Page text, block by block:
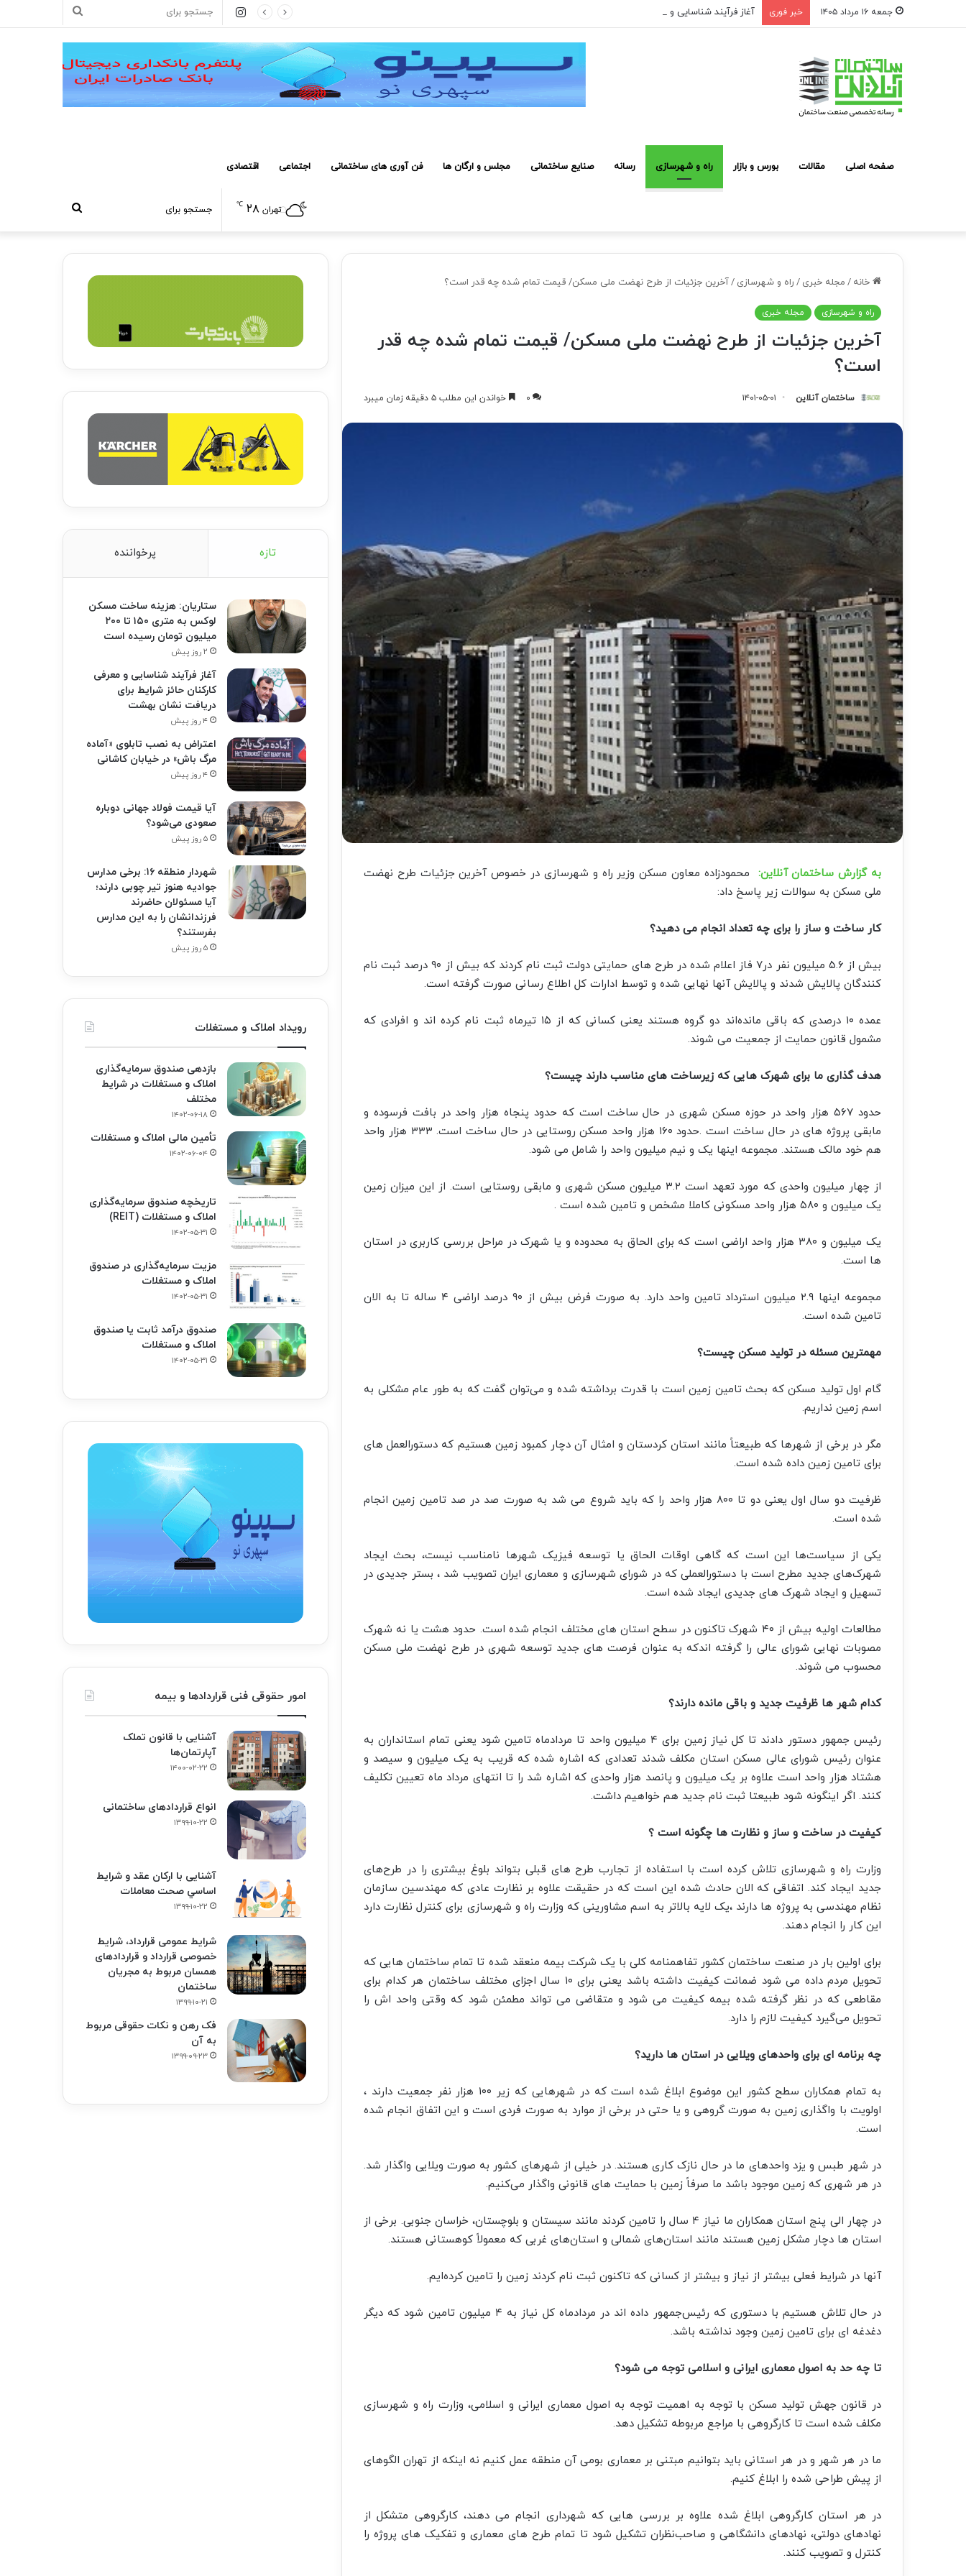
جمعه ۱۶ مرداد ۱۴۰۵ خبر فوری آغاز فرآیند شناسایی و معرفی کارکنان حائز شرایط برای دریافت نشان بهشت
جستجو
اینستاگرام
صفحه اصلی مقالات بورس و بازار راه و شهرسازی رسانه صنایع ساختمانی مجلس و ارگان ها فن آوری های ساختمانی اجتماعی اقتصادی
جستجو
برای
تهران ۲۸ ℃
خانه / مجله خبری / راه و شهرسازی /آخرین جزئیات از طرح نهضت ملی مسکن/ قیمت تمام شده چه قدر است؟
راه و شهرسازی مجله خبری
آخرین جزئیات از طرح نهضت ملی مسکن/ قیمت تمام شده چه قدر
است؟
ساختمان آنلاین ۱۴۰۱-۰۵-۰۱ ۰ خواندن این مطلب ۵ دقیقه زمان میبرد
به گزارش ساختمان آنلاین:
محمودزاده معاون مسکن وزیر راه و شهرسازی در خصوص آخرین جزئیات طرح نهضت
ملی مسکن به سوالات زیر پاسخ داد:
کار ساخت و ساز را برای چه تعداد انجام می دهید؟
بیش از ۵.۶ میلیون نفر در۷ فاز اعلام شده در طرح های حمایتی دولت ثبت نام کردند که بیش از ۹۰ درصد ثبت نام
کنندگان پالایش شدند و پالایش آنها نهایی شده و توسط ادارات کل اطلاع رسانی صورت گرفته است.
عمده ۱۰ درصدی که باقی مانده‌اند دو گروه هستند یعنی کسانی که از ۱۵ تیرماه ثبت نام کرده اند و افرادی که
مشمول قانون حمایت از جمعیت می شوند.
هدف گذاری ما برای شهرک هایی که زیرساخت های مناسب دارند چیست؟
حدود ۵۶۷ هزار واحد در حوزه مسکن شهری در حال ساخت است که حدود پنجاه هزار واحد در بافت فرسوده و
مابقی پروژه های در حال ساخت است .حدود ۱۶۰ هزار واحد مسکن روستایی در حال ساخت است. ۳۳۳ هزار واحد
هم خود مالک هستند. مجموعه اینها یک و نیم میلیون واحد را شامل می شود.
از چهار میلیون واحدی که مورد تعهد است ۳.۲ میلیون مسکن شهری و مابقی روستایی است. از این میزان زمین
یک میلیون و ۵۸۰ هزار واحد مسکونی کاملا مشخص و تامین شده است .
یک میلیون و ۳۸۰ هزار واحد اراضی است که برای الحاق به محدوده و یا شهرک در مراحل بررسی کاربری در استان
ها است.
مجموعه اینها ۲.۹ میلیون استرداد تامین واحد دارد. به صورت فرض بیش از ۹۰ درصد اراضی ۴ ساله تا به الان
تامین شده است.
مهمترین مسئله در تولید مسکن چیست؟
گام اول تولید مسکن که بحث تامین زمین است با قدرت برداشته شده و می‌توان گفت که به طور عام مشکلی به
اسم زمین نداریم.
مگر در برخی از شهرها که طبیعتاً مانند استان کردستان و امثال آن دچار کمبود زمین هستیم که دستورالعمل های
برای تامین زمین داده شده است.
ظرفیت دو سال اول یعنی دو تا ۸۰۰ هزار واحد را که باید شروع می شد به صورت صد در صد تامین زمین انجام
شده است.
یکی از سیاست‌ها این است که گاهی اوقات الحاق یا توسعه فیزیک شهرها نامناسب نیست، بحث ایجاد
شهرک‌های جدید مطرح است با دستورالعملی که در شورای شهرسازی و معماری ایران تصویب شد ، بستر جدیدی در
تسهیل و ایجاد شهرک های جدیدی ایجاد شده است.
مطالعات اولیه بیش از ۴۰ شهرک تاکنون در سطح استان های مختلف انجام شده است. حدود هشت یا نه شهرک
مصوبات نهایی شورای عالی را گرفته اندکه به عنوان فرصت های جدید توسعه شهری در طرح نهضت ملی مسکن
محسوب می شوند.
کدام شهر ها ظرفیت جدید و باقی مانده دارند؟
رئیس جمهور دستور دادند تا کل نیاز زمین برای ۴ میلیون واحد تا مردادماه تامین شود یعنی تمام استانداران به
عنوان رئیس شورای عالی مسکن استان مکلف شدند تعدادی که اشاره شده که قریب به یک میلیون و سیصد و
هشتاد هزار واحد است علاوه بر یک میلیون و پانصد هزار واحدی که اشاره شد را تا انتهای مرداد ماه تعیین تکلیف
کنند. اگر اینگونه شود طبیعتا ثبت نام جدید هم خواهیم داشت.
کیفیت در ساخت و ساز و نظارت ها چگونه است ؟
وزارت راه و شهرسازی تلاش کرده است با استفاده از تجارب طرح های قبلی بتواند بلوغ بیشتری را در طرح‌های
جدید ایجاد کند. اتفاقی که الان حادث شده این است که در حقیقت علاوه بر نظارت عادی که مهندسین سازمان
نظام مهندسی به پروژه ها دارند ،یک لایه بالاتر به اسم مشاورینی که وزارت راه و شهرسازی برای کنترل نظارت دارد
این کار را انجام دهند.
برای اولین بار در صنعت ساختمان کشور تفاهمنامه کلی با یک شرکت بیمه منعقد شده تا تمام ساختمان هایی که
تحویل مردم داده می شود ضمانت کیفیت داشته باشد یعنی برای ۱۰ سال اجزای مختلف ساختمان هر کدام برای
مقاطعی که در نظر گرفته شده بیمه کیفیت می شود و متقاضی می تواند مطمئن شود که وقتی واحد اش را
تحویل می‌گیرد کیفیت لازم را دارد.
چه برنامه ای برای واحدهای ویلایی در استان ها دارید؟
به تمام همکاران سطح کشور این موضوع ابلاغ شده است که در شهرهایی که زیر ۱۰۰ هزار نفر جمعیت دارند ،
اولویت با واگذاری زمین به صورت گروهی و یا حتی در برخی از موارد به صورت فردی است و این اتفاق انجام شده
است.
در شهر طبس و یزد واحدهای ما در حال نازک کاری هستند. در خیلی از شهرهای کشور به صورت ویلایی واگذار شد.
در هر شهری که زمین موجود باشد ما صرفاً زمین با حمایت های قانونی واگذار می‌کنیم.
در چهار الی پنج استان همکاران ما نیاز ۴ سال را تامین کردند مانند سیستان و بلوچستان، خراسان جنوبی. برخی از
استان ها دچار مشکل زمین هستند مانند استان‌های شمالی و استان‌های غربی که معمولاً کوهستانی هستند.
آنها در شرایط فعلی بیشتر از نیاز و بیشتر از کسانی که تاکنون ثبت نام کردند زمین را تامین کرده‌ایم.
در حال تلاش هستیم با دستوری که رئیس‌جمهور داده اند در مردادماه کل نیاز به ۴ میلیون تامین شود که دیگر
دغدغه ای برای تامین زمین وجود نداشته باشد.
تا چه حد به اصول معماری ایرانی و اسلامی توجه می شود؟
در قانون جهش تولید مسکن با توجه به اهمیت توجه به اصول معماری ایرانی و اسلامی، وزارت راه و شهرسازی
مکلف شده است تا کارگروهی با مراجع مربوطه تشکیل دهد.
ما در هر شهر و در هر استانی باید بتوانیم مبتنی بر معماری بومی آن منطقه عمل کنیم نه اینکه از تهران الگوهای
از پیش طراحی شده را ابلاغ کنیم.
در هر استان کارگروهی ابلاغ شده علاوه بر بررسی هایی که شهرداری انجام می دهند، کارگروهی متشکل از
نهادهای دولتی، نهادهای دانشگاهی و صاحب‌نظران تشکیل شود تا تمام طرح های معماری و تفکیک های پروژه را
کنترل و تصویب کنند.
تازه پرخواننده
ستاریان: هزینه ساخت مسکن
لوکس به متری ۱۵۰ تا ۲۰۰
میلیون تومان رسیده است
۲ روز پیش
آغاز فرآیند شناسایی و معرفی
کارکنان حائز شرایط برای
دریافت نشان بهشت
۴ روز پیش
اعتراض به نصب تابلوی «آماده
مرگ باش» در خیابان کاشانی
۴ روز پیش
آیا قیمت فولاد جهانی دوباره
صعودی می‌شود؟
۵ روز پیش
شهردار منطقه ۱۶: برخی مدارس
جوادیه هنوز تیر چوبی دارند؛
آیا مسئولان حاضرند
فرزندانشان را به این مدارس
بفرستند؟
۵ روز پیش
رویداد املاک و مستغلات
بازدهی صندوق سرمایه‌گذاری
املاک و مستغلات در شرایط
مختلف
۱۴۰۲-۰۶-۱۸
تأمین مالی املاک و مستغلات
۱۴۰۲-۰۶-۰۴
تاریخچه صندوق سرمایه‌گذاری
املاک و مستغلات (REIT)
۱۴۰۲-۰۵-۳۱
مزیت سرمایه‌گذاری در صندوق
املاک و مستغلات
۱۴۰۲-۰۵-۳۱
صندوق درآمد ثابت یا صندوق
املاک و مستغلات
۱۴۰۲-۰۵-۳۱
امور حقوقی فنی قراردادها و بیمه
آشنایی با قانون تملک
آپارتمان‌ها
۱۴۰۰-۰۲-۲۲
انواع قراردادهای ساختمانی
۱۳۹۹-۱۰-۲۲
آشنایی با ارکان عقد و شرايط
اساسي صحت معاملات
۱۳۹۹-۱۰-۲۲
شرایط عمومی قرارداد، شرایط
خصوصی قرارداد و قراردادهای
همسان مربوط به مجریان
ساختمان
۱۳۹۹-۱۰-۲۱
فک‌ رهن و نکات حقوقی مربوط
به آن
۱۳۹۹-۰۹-۲۳